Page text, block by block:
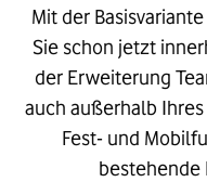
Mit der
Sie schon jetzt
der Erweiterung
auch außerhalb
Fest- und
bestehende